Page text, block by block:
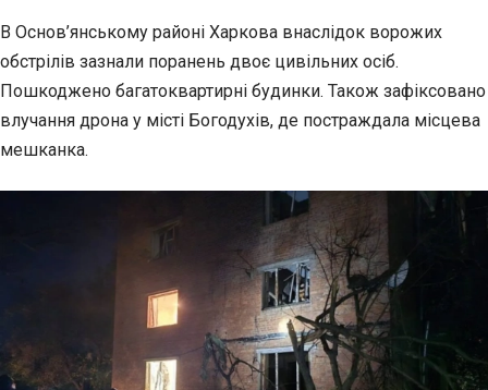
В Основ’янському районі Харкова внаслідок ворожих
обстрілів зазнали поранень двоє цивільних осіб.
Пошкоджено багатоквартирні будинки. Також зафіксовано
влучання дрона у місті Богодухів, де постраждала місцева
мешканка.